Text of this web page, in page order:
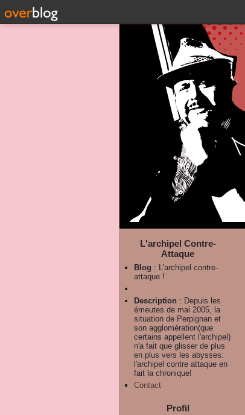
L'archipel Contre-
Attaque
Blog : L'archipel contre-
attaque !
Description : Depuis les
émeutes de mai 2005, la
situation de Perpignan et
son agglomération(que
certains appellent l'archipel)
n'a fait que glisser de plus
en plus vers les abysses:
l'archipel contre attaque en
fait la chronique!
Contact
Profil